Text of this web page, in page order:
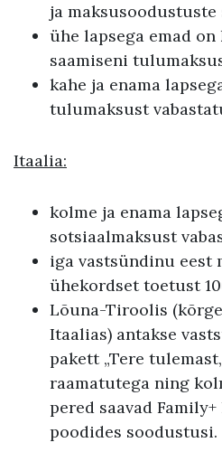
ja maksusoodustuste
ühe lapsega emad
saamiseni
kahe ja enama
tulumaksust
Itaalia:
kolme ja enama
sotsiaalmaksust
iga vastsündinu eest
ühekordset toetust
Lõuna-Tiroolis
Itaalias) antakse
pakett „Tere
raamatutega ning
pered saavad
poodides soodustusi.